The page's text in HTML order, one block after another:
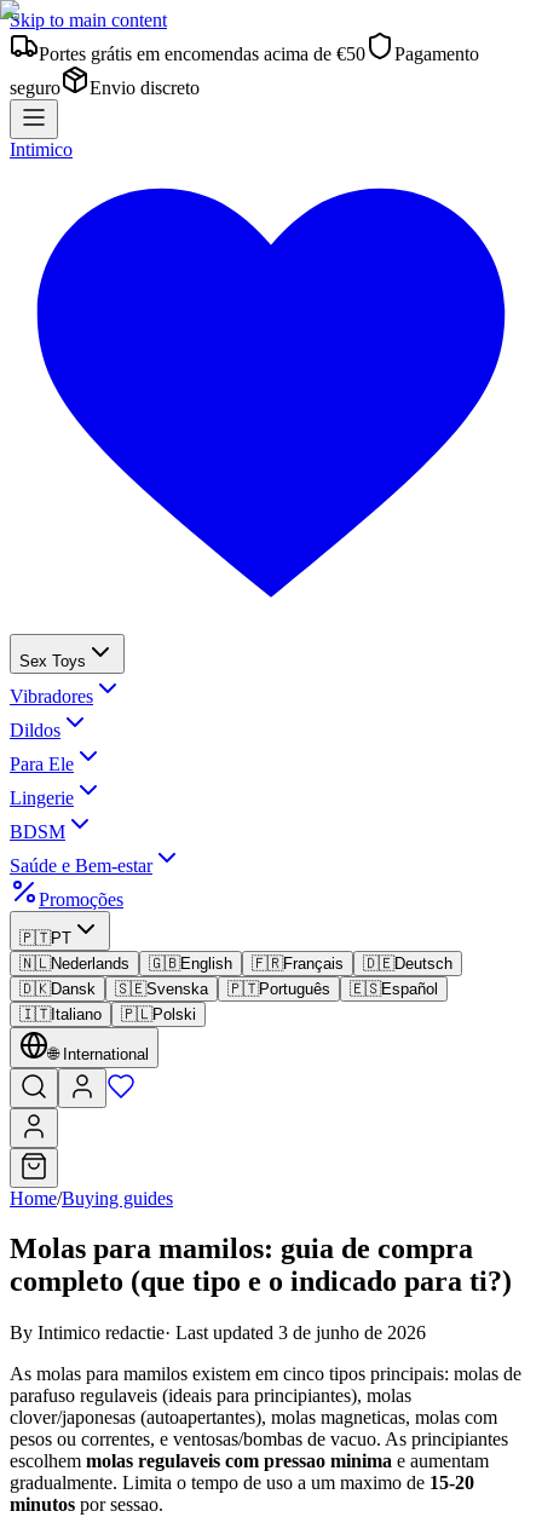
Skip to main content
Portes grátis em encomendas acima de €50
Pagamento
seguro
Envio discreto
Intimico
Sex Toys
Vibradores
Dildos
Para Ele
Lingerie
BDSM
Saúde e Bem-estar
Promoções
🇵🇹PT
🇳🇱Nederlands 🇬🇧English 🇫🇷Français 🇩🇪Deutsch
🇩🇰Dansk 🇸🇪Svenska 🇵🇹Português 🇪🇸Español
🇮🇹Italiano 🇵🇱Polski
🌐 International
Home/Buying guides
Molas para mamilos: guia de compra
completo (que tipo e o indicado para ti?)
By Intimico redactie· Last updated 3 de junho de 2026
As molas para mamilos existem em cinco tipos principais: molas de
parafuso regulaveis (ideais para principiantes), molas
clover/japonesas (autoapertantes), molas magneticas, molas com
pesos ou correntes, e ventosas/bombas de vacuo. As principiantes
escolhem molas regulaveis com pressao minima e aumentam
gradualmente. Limita o tempo de uso a um maximo de 15-20
minutos por sessao.